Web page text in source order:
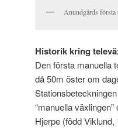
Anundgårds första
Historik kring
Den första manuella
då 50m öster om
“manuella
Hjerpe (född Viklund,